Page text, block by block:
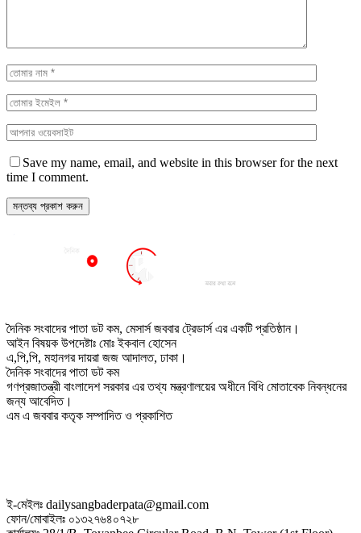
Save my name, email, and website in this browser for the next
time I comment.
দৈনিক সংবাদের পাতা ডট কম, মেসার্স জববার ট্রেডার্স এর একটি প্রতিষ্ঠান।
আইন বিষয়ক উপদেষ্টাঃ মোঃ ইকবাল হোসেন
এ,পি,পি, মহানগর দায়রা জজ আদালত, ঢাকা।
দৈনিক সংবাদের পাতা ডট কম
গণপ্রজাতন্ত্রী বাংলাদেশ সরকার এর তথ্য মন্ত্রণালয়ের অধীনে বিধি মোতাবেক নিবন্ধনের
জন্য আবেদিত।
এম এ জববার কতৃক সম্পাদিত ও প্রকাশিত
ই-মেইলঃ dailysangbaderpata@gmail.com
ফোন/মোবাইলঃ ০১৩২৭৬৪০৭২৮